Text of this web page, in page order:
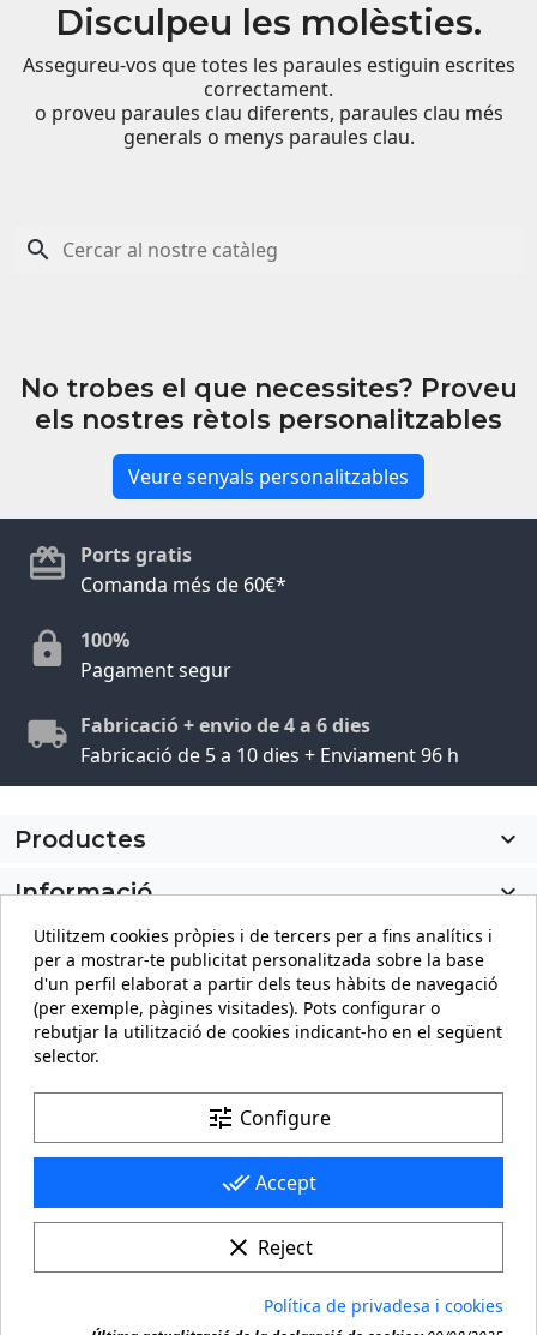
Disculpeu les molèsties.
Assegureu-vos que totes les paraules estiguin escrites
correctament.
o proveu paraules clau diferents, paraules clau més
generals o menys paraules clau.

No trobes el que necessites? Proveu
els nostres rètols personalitzables
Veure senyals personalitzables
Ports gratis
Comanda més de 60€*
100%
Pagament segur
Fabricació + envio de 4 a 6 dies
Fabricació de 5 a 10 dies + Enviament 96 h
Productes

Informació

El meu compte
Informació sobre la botiga
keyboard_arrow_down
© 2026 - carteling.com és una marca registrada. Còpia o
reproducció prohibida de qualsevol material d'aquest
Utilitzem cookies pròpies i de tercers per a fins analítics i
per a mostrar-te publicitat personalitzada sobre la base
d'un perfil elaborat a partir dels teus hàbits de navegació
(per exemple, pàgines visitades). Pots configurar o
rebutjar la utilització de cookies indicant-ho en el següent
selector.
tune Configure
done_all Accept
clear Reject
Política de privadesa i cookies